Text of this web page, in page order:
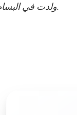
ولدت في البساطة، لكي تتعلم أن تضحي بسيطًا.